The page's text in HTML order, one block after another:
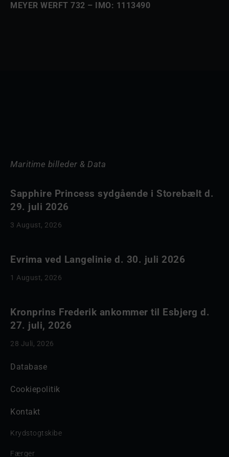
MEYER WERFT 732 – IMO: 1113490
Maritime billeder & Data
Sapphire Princess sydgående i Storebælt d.
29. juli 2026
3 August, 2026
Evrima ved Langelinie d. 30. juli 2026
1 August, 2026
Kronprins Frederik ankommer til Esbjerg d.
27. juli, 2026
28 Juli, 2026
Database
Cookiepolitik
Kontakt
Krydstogtskibe
Færger